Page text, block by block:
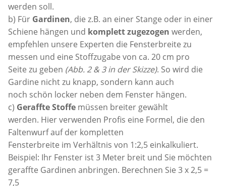
werden soll.
b) Für Gardinen, die z.B. an einer Stange oder in einer
Schiene hängen und komplett zugezogen werden,
empfehlen unsere Experten die Fensterbreite zu
messen und eine Stoffzugabe von ca. 20 cm pro
Seite zu geben (Abb. 2 & 3 in der Skizze). So wird die
Gardine nicht zu knapp, sondern kann auch
noch schön locker neben dem Fenster hängen.
c) Geraffte Stoffe müssen breiter gewählt
werden. Hier verwenden Profis eine Formel, die den
Faltenwurf auf der kompletten
Fensterbreite im Verhältnis von 1:2,5 einkalkuliert.
Beispiel: Ihr Fenster ist 3 Meter breit und Sie möchten
geraffte Gardinen anbringen. Berechnen Sie 3 x 2,5 =
7,5